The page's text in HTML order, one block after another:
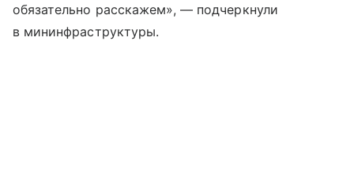
обязательно расскажем», — подчеркнули
в мининфраструктуры.